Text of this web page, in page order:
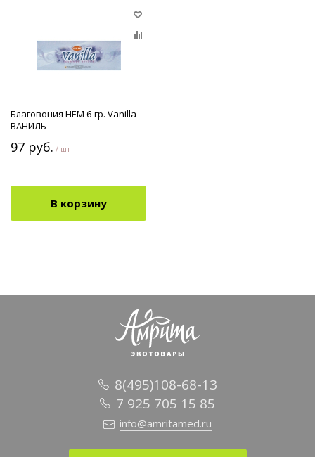
Благовония HEM 6-гр. Vanilla
ВАНИЛЬ
97 руб. / шт
В корзину
8(495)108-68-13
7 925 705 15 85
info@amritamed.ru